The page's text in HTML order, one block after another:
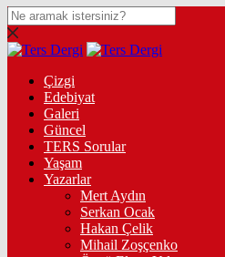
Çizgi
Edebiyat
Galeri
Güncel
TERS Sorular
Yaşam
Yazarlar
Mert Aydın
Serkan Ocak
Hakan Çelik
Mihail Zoşçenko